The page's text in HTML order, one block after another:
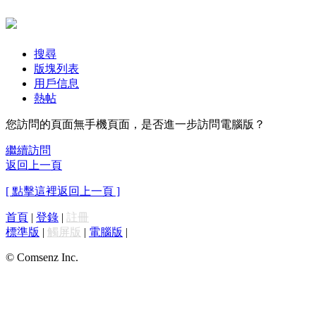
搜尋
版塊列表
用戶信息
熱帖
您訪問的頁面無手機頁面，是否進一步訪問電腦版？
繼續訪問
返回上一頁
[ 點擊這裡返回上一頁 ]
首頁 | 登錄 | 註冊
標準版 | 觸屏版 | 電腦版 |
© Comsenz Inc.